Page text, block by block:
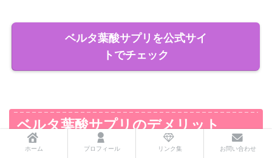
ベルタ葉酸サプリを公式サイ
トでチェック
ベルタ葉酸サプリのデメリット
ホーム プロフィール リンク集 お問い合わせ